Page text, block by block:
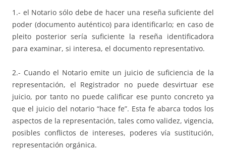
1.- el Notario sólo debe de hacer una reseña suficiente del
poder (documento auténtico) para identificarlo; en caso de
pleito posterior sería suficiente la reseña identificadora
para examinar, si interesa, el documento representativo.
2.- Cuando el Notario emite un juicio de suficiencia de la
representación, el Registrador no puede desvirtuar ese
juicio, por tanto no puede calificar ese punto concreto ya
que el juicio del notario “hace fe”. Esta fe abarca todos los
aspectos de la representación, tales como validez, vigencia,
posibles conflictos de intereses, poderes vía sustitución,
representación orgánica.